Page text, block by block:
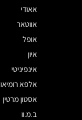
אאודי
אווטאר
אופל
איון
אינפיניטי
אלפא רומיאו
אסטון מרטין
ב.מ.וו